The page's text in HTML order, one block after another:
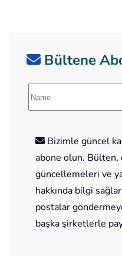
Bültene
Bizimle güncel
abone olun. Bülten,
güncellemeleri ve
hakkında bilgi
postalar
başka şirketlerle